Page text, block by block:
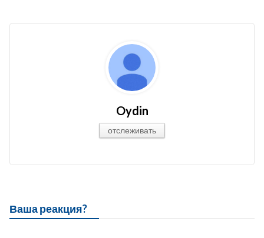
Oydin
отслеживать
Ваша реакция?